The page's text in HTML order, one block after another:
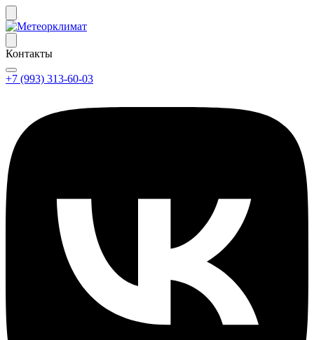
Контакты
+7 (993) 313-60-03